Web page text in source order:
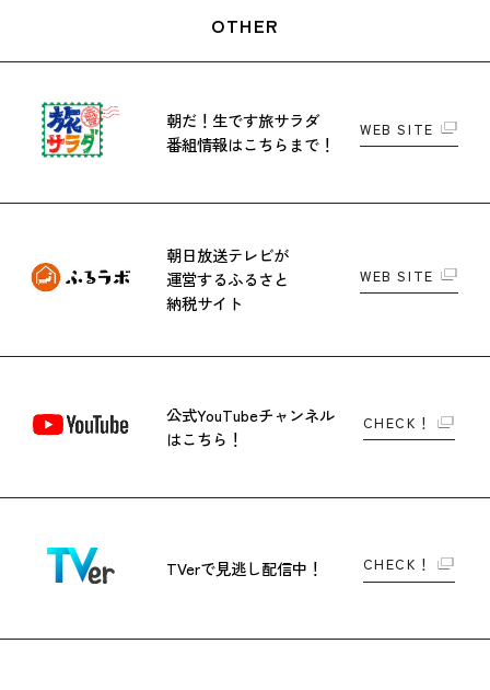
OTHER
朝だ！生です旅サラダ
番組情報はこちらまで！
WEB SITE
朝日放送テレビが
運営するふるさと
納税サイト
WEB SITE
公式YouTubeチャンネル
はこちら！
CHECK！
TVerで見逃し配信中！ CHECK！